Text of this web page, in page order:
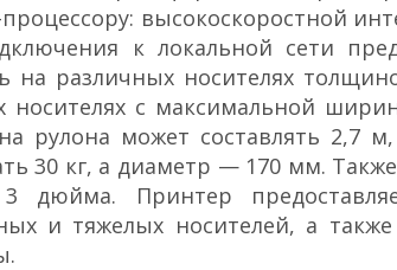
высокоскоростной
к локальной сети
на различных носителях
с максимальной
рулона может составлять 2,7
30 кг, а диаметр — 170 мм.
дюйма. Принтер
и тяжелых носителей, а